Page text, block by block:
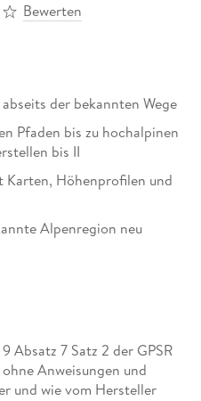
Bewerten
der bekannten Wege
Pfaden bis zu hochalpinen
bis II
Höhenprofilen und
Alpenregion neu
und nach einer guten
Alpen die
verlassen
Absatz 7 Satz 2 der GPSR
Anweisungen und
und wie vom Hersteller